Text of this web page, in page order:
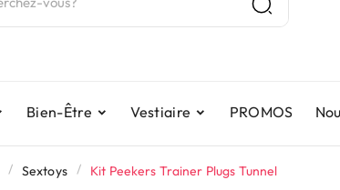
Bien-Être Vestiaire PROMOS
Sextoys Kit Peekers Trainer Plugs Tunnel